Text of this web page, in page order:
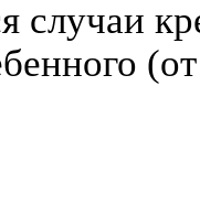
случаи